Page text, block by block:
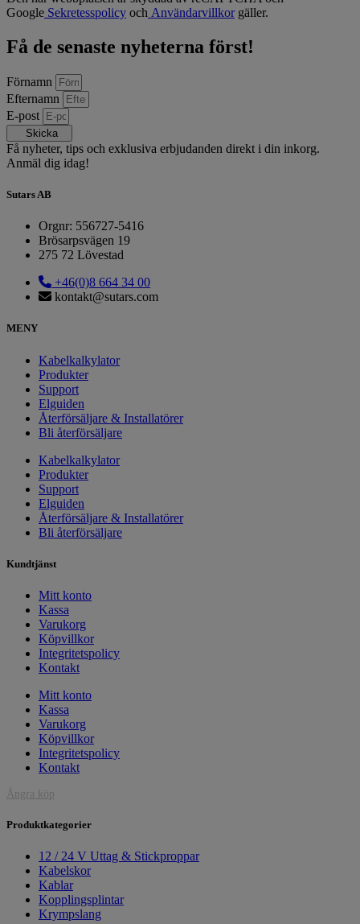
Google Sekretesspolicy och Användarvillkorgäller.
Få de senaste nyheterna först!
Förnamn
Efternamn
E-post
Skicka
Få nyheter, tips och exklusiva erbjudanden direkt i din inkorg.
Anmäl dig idag!
Sutars AB
Orgnr: 556727-5416
Brösarpsvägen 19
275 72 Lövestad
+46(0)8 664 34 00
kontakt@sutars.com
MENY
Kabelkalkylator
Produkter
Support
Elguiden
Återförsäljare & Installatörer
Bli återförsäljare
Kabelkalkylator
Produkter
Support
Elguiden
Återförsäljare & Installatörer
Bli återförsäljare
Kundtjänst
Mitt konto
Kassa
Varukorg
Köpvillkor
Integritetspolicy
Kontakt
Mitt konto
Kassa
Varukorg
Köpvillkor
Integritetspolicy
Kontakt
Ångra köp
Produktkategorier
12 / 24 V Uttag & Stickproppar
Kabelskor
Kablar
Kopplingsplintar
Krympslang